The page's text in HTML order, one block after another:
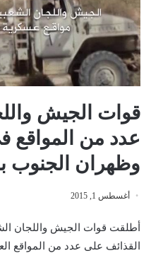
قوات الجيش
عدد من المواقع
وظهران الجنوب
أغسطس 1, 2015
القذائف على عدد من المواقع